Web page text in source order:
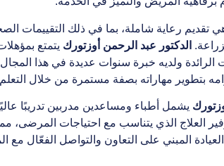
هي تقديم رعاية شاملة، بما في ذلك التقييمات
الدكتور عبد الرحمن أوزتورك يتمتع
ولديه خبرة سنوات عديدة في هذا
بتطوير مهاراته بصفة مستمرة من خلال
يشمل أطباء ومساعدين مدربين تدريبًا
العلاج الذي يتناسب مع احتياجات المرضى،
المبني على التعاون والتواصل الفعّال